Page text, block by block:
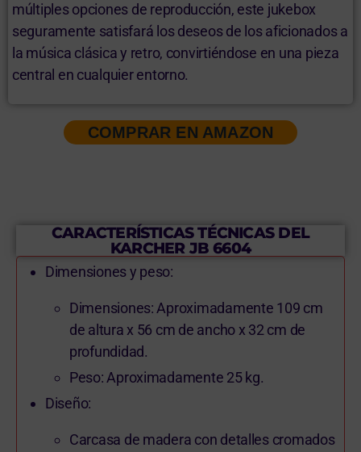
múltiples opciones de reproducción, este jukebox
seguramente satisfará los deseos de los aficionados a
la música clásica y retro, convirtiéndose en una pieza
central en cualquier entorno.
COMPRAR EN AMAZON
CARACTERÍSTICAS TÉCNICAS DEL
KARCHER JB 6604
Dimensiones y peso:
Dimensiones: Aproximadamente 109 cm
de altura x 56 cm de ancho x 32 cm de
profundidad.
Peso: Aproximadamente 25 kg.
Diseño:
Carcasa de madera con detalles cromados